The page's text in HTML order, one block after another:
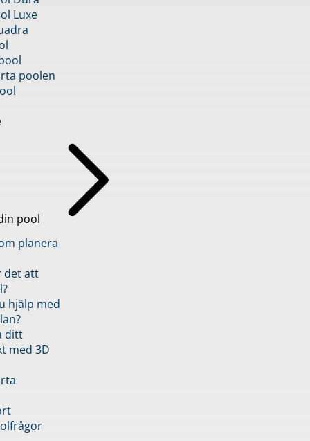
Luxe
poolen
pool
planera
det att
hjälp med
ditt
med 3D